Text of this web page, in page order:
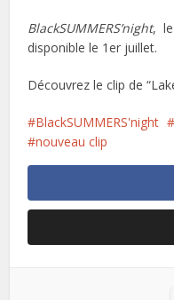
BlackSUMMERS’night,
disponible le 1er juillet.
Découvrez le clip de
BlackSUMMERS'night
nouveau clip